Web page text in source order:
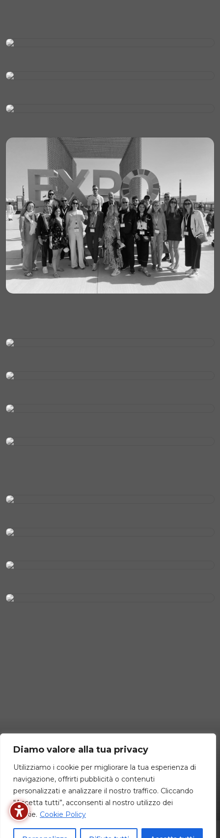
Diamo valore alla tua privacy
Utilizziamo i cookie per migliorare la tua esperienza di
navigazione, offrirti pubblicità o contenuti
personalizzati e analizzare il nostro traffico. Cliccando
“Accetta tutti”, acconsenti al nostro utilizzo dei
cookie. Cookie Policy
Privacy Policy Cookies Policy